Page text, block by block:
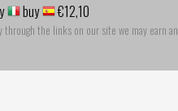
buy €12,10
the links on our site we may earn an